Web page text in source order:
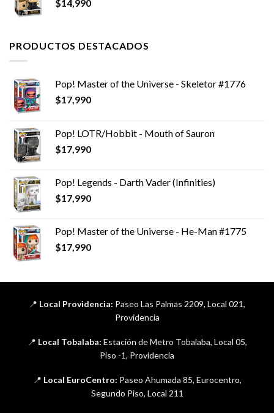
$14,990
PRODUCTOS DESTACADOS
Pop! Master of the Universe - Skeletor #1776
$17,990
Pop! LOTR/Hobbit - Mouth of Sauron
$17,990
Pop! Legends - Darth Vader (Infinities)
$17,990
Pop! Master of the Universe - He-Man #1775
$17,990
📍 Local Providencia: Paseo Las Palmas 2209, Local 021,
Providencia
📍 Local Tobalaba: Estación de Metro Tobalaba, Local 05,
Piso -1, Providencia
📍 Local EuroCentro: Paseo Ahumada 85, Eurocentro,
Segundo Piso, Local 211